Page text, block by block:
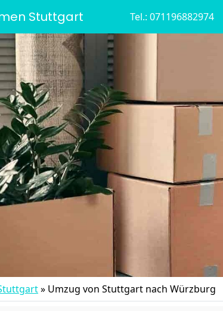
Stuttgart Tel.: 071196882974
» Umzug von Stuttgart nach Würzburg